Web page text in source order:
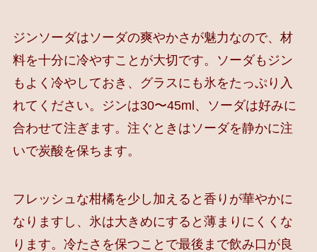
ジンソーダはソーダの爽やかさが魅力なので、材
料を十分に冷やすことが大切です。ソーダもジン
もよく冷やしておき、グラスにも氷をたっぷり入
れてください。ジンは30〜45ml、ソーダは好みに
合わせて注ぎます。注ぐときはソーダを静かに注
いで炭酸を保ちます。
フレッシュな柑橘を少し加えると香りが華やかに
なりますし、氷は大きめにすると薄まりにくくな
ります。冷たさを保つことで最後まで飲み口が良